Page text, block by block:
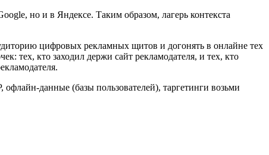
но и в Яндексе. Таким образом, лагерь контекста
цифровых рекламных щитов и догонять в онлайне тех
тех, кто заходил держи сайт рекламодателя, и тех, кто
данные (базы пользователей), таргетинги возьми